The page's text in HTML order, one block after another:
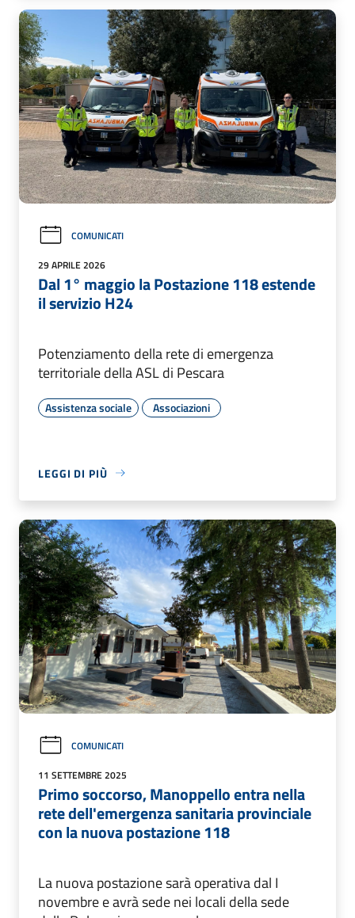
COMUNICATI
29 APRILE 2026
Dal 1° maggio la Postazione 118 estende
il servizio H24
Potenziamento della rete di emergenza
territoriale della ASL di Pescara
Assistenza sociale Associazioni
LEGGI DI PIÙ
COMUNICATI
11 SETTEMBRE 2025
Primo soccorso, Manoppello entra nella
rete dell'emergenza sanitaria provinciale
con la nuova postazione 118
La nuova postazione sarà operativa dal I
novembre e avrà sede nei locali della sede